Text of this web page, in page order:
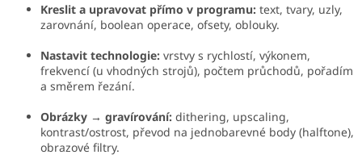
Kreslit a upravovat přímo v programu: text, tvary, uzly,
zarovnání, boolean operace, ofsety, oblouky.
Nastavit technologie: vrstvy s rychlostí, výkonem,
frekvencí (u vhodných strojů), počtem průchodů, pořadím
a směrem řezání.
Obrázky → gravírování: dithering, upscaling,
kontrast/ostrost, převod na jednobarevné body (halftone),
obrazové filtry.